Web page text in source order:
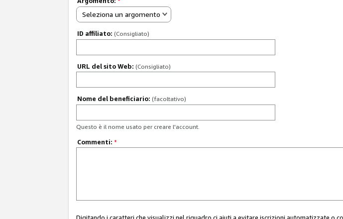
Seleziona un argomento
ID affiliato: (Consigliato)
URL del sito Web: (Consigliato)
Nome del beneficiario: (facoltativo)
Questo è il nome usato per creare l'account.
Commenti: *